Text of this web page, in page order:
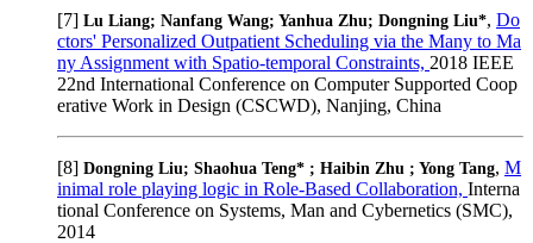
[7] Lu Liang; Nanfang Wang; Yanhua Zhu; Dongning Liu*, Do
ctors' Personalized Outpatient Scheduling via the Many to Ma
ny Assignment with Spatio-temporal Constraints, 2018 IEEE
22nd International Conference on Computer Supported Coop
erative Work in Design (CSCWD), Nanjing, China
[8] Dongning Liu; Shaohua Teng* ; Haibin Zhu ; Yong Tang, M
inimal role playing logic in Role-Based Collaboration, Interna
tional Conference on Systems, Man and Cybernetics (SMC),
2014